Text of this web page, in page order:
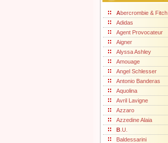
Abercrombie & Fitch
Adidas
Agent Provocateur
Aigner
Alyssa Ashley
Amouage
Angel Schlesser
Antonio Banderas
Aquolina
Avril Lavigne
Azzaro
Azzedine Alaia
B .U.
Baldessarini